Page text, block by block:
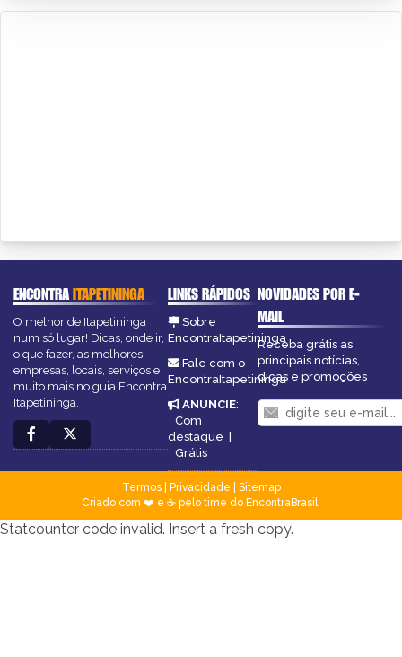
ENCONTRAITAPETININGA
O melhor de Itapetininga
num só lugar! Dicas, onde ir,
o que fazer, as melhores
empresas, locais, serviços e
muito mais no guia Encontra
Itapetininga.
LINKS RÁPIDOS
Sobre
EncontraItapetininga
Fale com o
EncontraItapetininga
ANUNCIE:
Com
destaque |
Grátis
NOVIDADES POR E-
MAIL
Receba grátis as
principais notícias,
dicas e promoções
Termos| Privacidade
Sitemap
Criado com ❤️ e ☕ pelo time do EncontraBrasil
Statcounter code invalid. Insert a fresh copy.